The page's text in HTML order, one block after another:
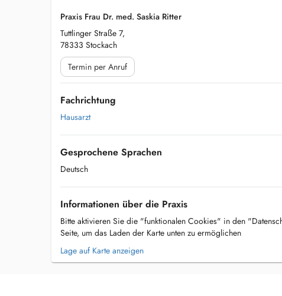
Praxis Frau Dr. med. Saskia Ritter
Tuttlinger Straße 7,
78333 Stockach
Termin per Anruf
Fachrichtung
Hausarzt
Gesprochene Sprachen
Deutsch
Informationen über die Praxis
Bitte aktivieren Sie die "funktionalen Cookies" in den
Seite, um das Laden der Karte unten zu ermöglichen
Lage auf Karte anzeigen